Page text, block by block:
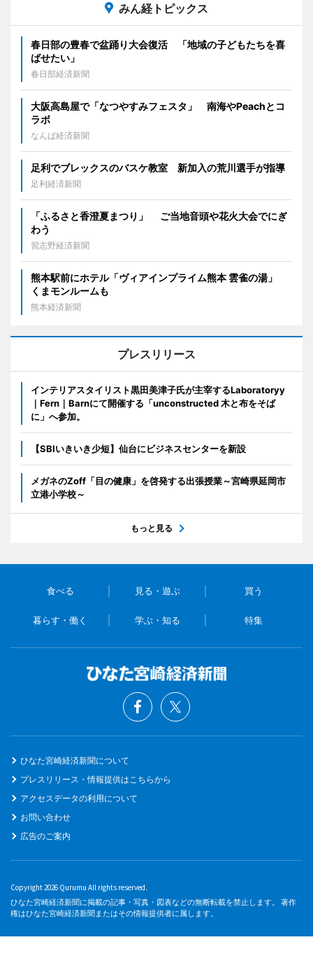
みん経トピックス
春日部の豊春で盆踊り大会復活 「地域の子どもたちを喜
ばせたい」
春日部経済新聞
大阪高島屋で「なつやすみフェスタ」 南海やPeachとコ
ラボ
なんば経済新聞
足利でブレックスのバスケ教室 新加入の荒川選手が指導
足利経済新聞
「ふるさと香澄夏まつり」 ご当地音頭や花火大会でにぎ
わう
習志野経済新聞
熊本駅前にホテル「ヴィアインプライム熊本 雲雀の湯」
くまモンルームも
熊本経済新聞
プレスリリース
インテリアスタイリスト黒田美津子氏が主宰するLaboratoryy
｜Fern｜Barnにて開催する「unconstructed 木と布をそば
に」へ参加。
【SBIいきいき少短】仙台にビジネスセンターを新設
メガネのZoff「目の健康」を啓発する出張授業～宮崎県延岡市
立港小学校～
もっと見る
食べる 見る・遊ぶ 買う
暮らす・働く 学ぶ・知る 特集
ひなた宮崎経済新聞について
プレスリリース・情報提供はこちらから
アクセスデータの利用について
お問い合わせ
広告のご案内
Copyright 2026 Qurumu All rights reserved.
ひなた宮崎経済新聞に掲載の記事・写真・図表などの無断転載を禁止します。 著作
権はひなた宮崎経済新聞またはその情報提供者に属します。